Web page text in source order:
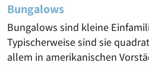
Bungalows
Bungalows sind kleine
Typischerweise sind sie
allem in amerikanischen